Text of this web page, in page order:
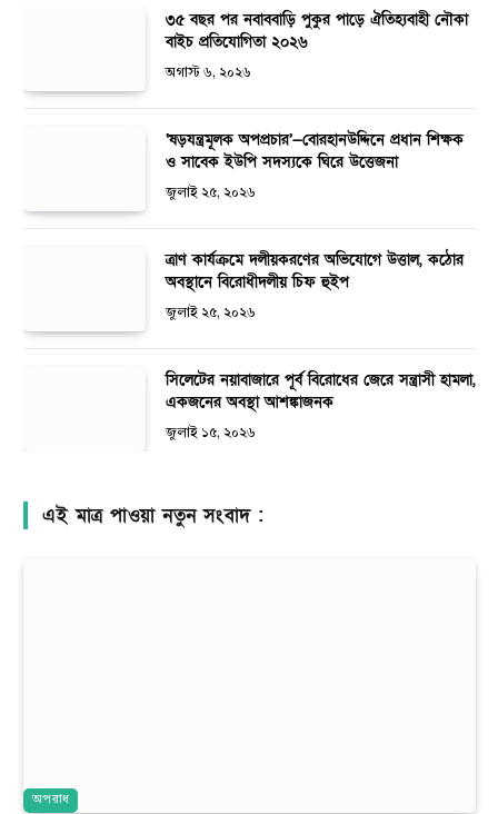
৩৫ বছর পর নবাববাড়ি পুকুর পাড়ে ঐতিহ্যবাহী নৌকা
বাইচ প্রতিযোগিতা ২০২৬
অগাস্ট ৬, ২০২৬
‘ষড়যন্ত্রমূলক অপপ্রচার’—বোরহানউদ্দিনে প্রধান শিক্ষক
ও সাবেক ইউপি সদস্যকে ঘিরে উত্তেজনা
জুলাই ২৫, ২০২৬
ত্রাণ কার্যক্রমে দলীয়করণের অভিযোগে উত্তাল, কঠোর
অবস্থানে বিরোধীদলীয় চিফ হুইপ
জুলাই ২৫, ২০২৬
সিলেটের নয়াবাজারে পূর্ব বিরোধের জেরে সন্ত্রাসী হামলা,
একজনের অবস্থা আশঙ্কাজনক
জুলাই ১৫, ২০২৬
এই মাত্র পাওয়া নতুন সংবাদ :
অপরাধ